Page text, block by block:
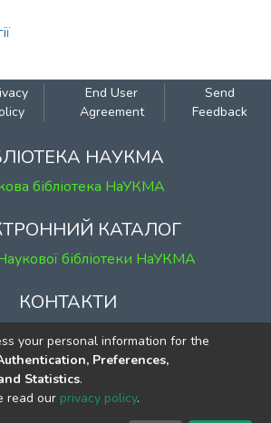
End User
Agreement
Send
Feedback
НАУКМА
бібліотека НаУКМА
КАТАЛОГ
бібліотеки НаУКМА
КОНТАКТИ
вул. Григорія Сковороди, 2
к. 1, к. 120
(044) 463-69-31
ekmair@ukma.edu.ua
your personal information for the
Preferences,
Statistics.
read our privacy policy.